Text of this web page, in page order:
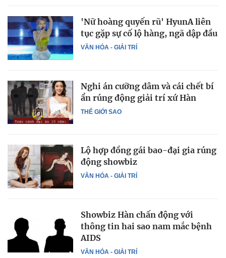
VĂN HÓA - GIẢI TRÍ
'Nữ hoàng quyến rũ' HyunA liên
tục gặp sự cố lộ hàng, ngã dập đầu
THẾ GIỚI SAO
Nghi án cưỡng dâm và cái chết bí
ẩn rúng động giải trí xứ Hàn
VĂN HÓA - GIẢI TRÍ
Lộ hợp đồng gái bao-đại gia rúng
động showbiz
VĂN HÓA - GIẢI TRÍ
Showbiz Hàn chấn động với
thông tin hai sao nam mắc bệnh
AIDS